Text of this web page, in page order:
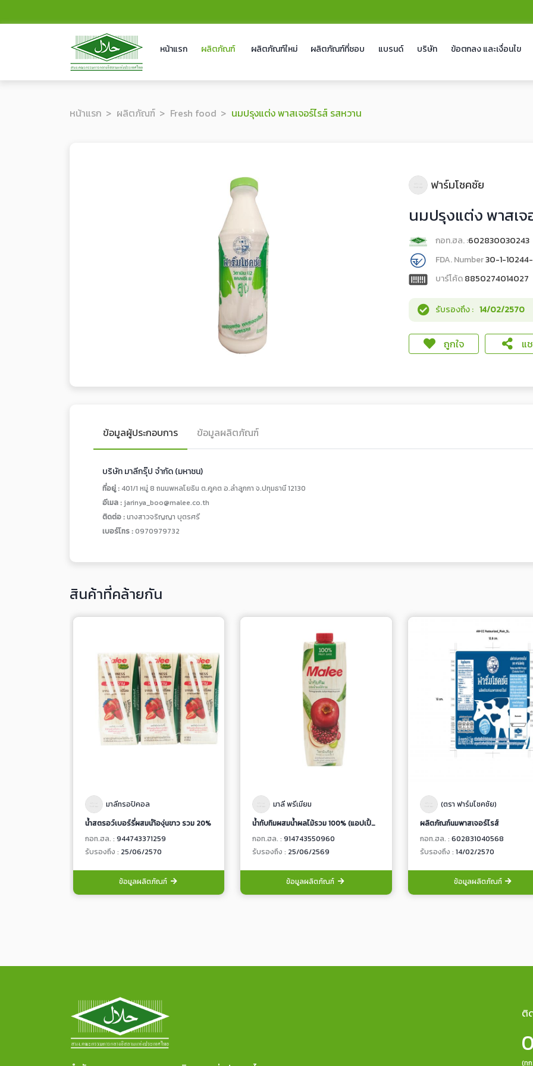
หน้าแรก ผลิตภัณฑ์ ผลิตภัณฑ์ใหม่ ผลิตภัณฑ์ที่ชอบ แบรนด์ บริษัท ข้อตกลง และเงื่อนไข
หน้าแรก ผลิตภัณฑ์ Fresh food นมปรุงแต่ง พาสเจอร์ไรส์ รสหวาน
ฟาร์มโชคชัย
นมปรุงแต่ง พาสเจ
กอท.ฮล. :602830030243
FDA. Number30-1-
บาร์โค้ด8850274014027
รับรองถึง : 14/02/2570
ถูกใจ แ
ข้อมูลผู้ประกอบการ ข้อมูลผลิตภัณฑ์
บริษัท มาลีกรุ๊ป จำกัด (มหาชน)
ที่อยู่ :401/1 หมู่ 8 ถนนพหลโยธิน ต.คูคต อ.ลำลูกกา จ.ปทุมธานี 12130
อีเมล : jarinya_boo@malee.co.th
ติดต่อ :นางสาวจริญญา บุตรศรี
เบอร์โทร :0970979732
สินค้าที่คล้ายกัน
มาลีทรอปิคอล
น้ำสตรอว์เบอร์รี่ผสมนำ้องุ่นขาว รวม 20%
กอท.ฮล. : 944743371259
รับรองถึง : 25/06/2570
ข้อมูลผลิตภัณฑ์
มาลี พรีเมียม
น้ำทับทิมผสมน้ำผลไม้รวม 100% (แอปเปิ้ล,ลูกแพร์,องุ่นแดง,องุ่นขาว) จากน้ำผลไม้เข้มข้น
กอท.ฮล. :914743550960
รับรองถึง : 25/06/2569
ข้อมูลผลิตภัณฑ์
(ตรา ฟาร์มโชคชัย)
ผลิตภัณฑ์นมพาสเจอร์ไรส์
กอท.ฮล. : 602831040568
รับรองถึง : 14/02/2570
ข้อมูลผลิตภัณฑ์
ติ
(ทุ